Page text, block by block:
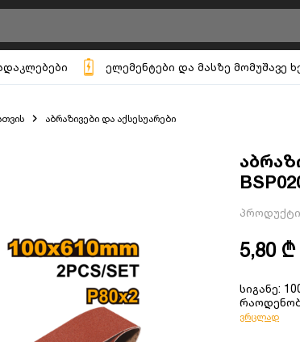
ელემენტები და მასზე მომუშავე
აბრაზივები და აქსესუარები
5,80 ₾
სიგანე:
ვრცლად